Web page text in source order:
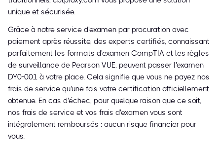
unique et sécurisée.
Grâce à notre service d'examen par procuration avec
paiement après réussite, des experts certifiés, connaissant
parfaitement les formats d'examen CompTIA et les règles
de surveillance de Pearson VUE, peuvent passer l'examen
DY0-001 à votre place. Cela signifie que vous ne payez nos
frais de service qu'une fois votre certification officiellement
obtenue. En cas d'échec, pour quelque raison que ce soit,
nos frais de service et vos frais d'examen vous sont
intégralement remboursés : aucun risque financier pour
vous.